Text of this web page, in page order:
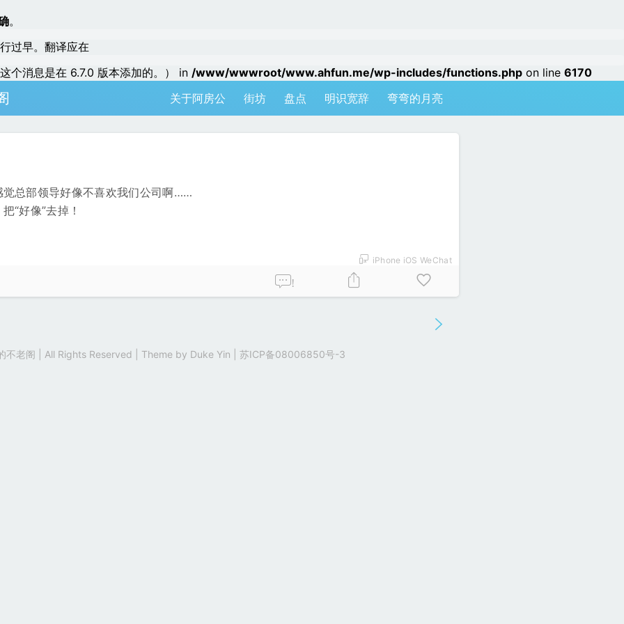
。
过早。翻译应在
个消息是在 6.7.0 版本添加的。） in /www/wwwroot/www.ahfun.me/wp-includes/functions.php on line 6170
关于阿房公 街坊 盘点 明识宽辞 弯弯的月亮
总部领导好像不喜欢我们公司啊……
“好像”去掉！
iPhone iOS WeChat
!
不老阁 | All Rights Reserved | Theme by Duke Yin 苏ICP备08006850号-3